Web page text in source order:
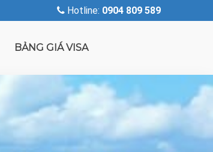
Hotline: 0904 809 589
BẢNG GIÁ VISA